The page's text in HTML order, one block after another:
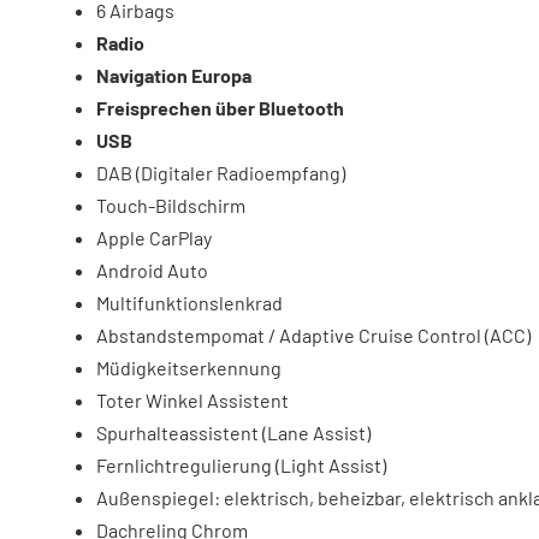
6 Airbags
Radio
Navigation Europa
Freisprechen über Bluetooth
USB
DAB (Digitaler Radioempfang)
Touch-Bildschirm
Apple CarPlay
Android Auto
Multifunktionslenkrad
Abstandstempomat / Adaptive Cruise Control (ACC)
Müdigkeitserkennung
Toter Winkel Assistent
Spurhalteassistent (Lane Assist)
Fernlichtregulierung (Light Assist)
Außenspiegel: elektrisch, beheizbar, elektrisch
Dachreling Chrom